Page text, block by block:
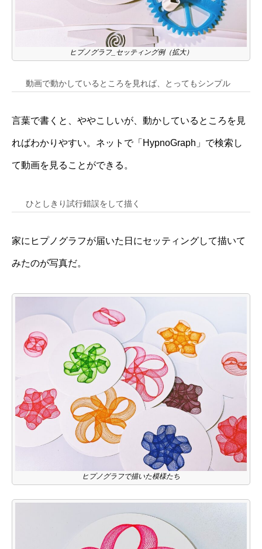
ヒプノグラフ_セッティング例（拡大）
動画で動かしているところを見れば、とってもシンプル
言葉で書くと、ややこしいが、動かしているところを見
ればわかりやすい。ネットで「HypnoGraph」で検索し
て動画を見ることができる。
ひとしきり試行錯誤をして描く
家にヒプノグラフが届いた日にセッティングして描いて
みたのが写真だ。
ヒプノグラフで描いた模様たち